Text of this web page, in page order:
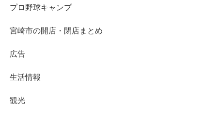
プロ野球キャンプ
宮崎市の開店・閉店まとめ
広告
生活情報
観光